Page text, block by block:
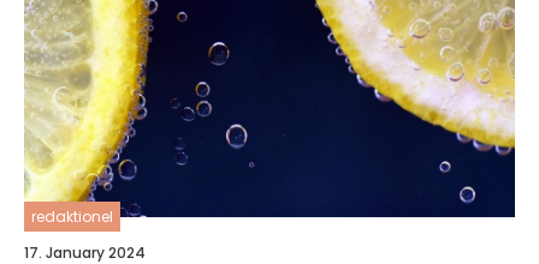
redaktionel
17. January 2024